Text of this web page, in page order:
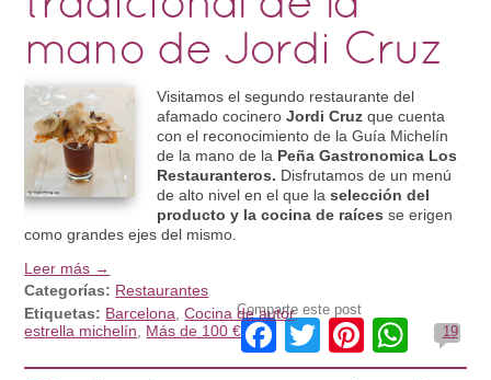
mano de Jordi Cruz
Visitamos el segundo restaurante del
afamado cocineroJordi Cruzque cuenta
con el reconocimiento de la Guía Michelín
de la mano de la Peña Gastronomica Los
Restauranteros. Disfrutamos de un menú
de alto nivel en el que laselección del
producto y la cocina de raíces se erigen
como grandes ejes del mismo.
Leer más →
Categorías: Restaurantes
Etiquetas: Barcelona ,Cocina de autor,
estrella michelín
Más de 100 €
Comparte este post
Facebook
Twitter 19